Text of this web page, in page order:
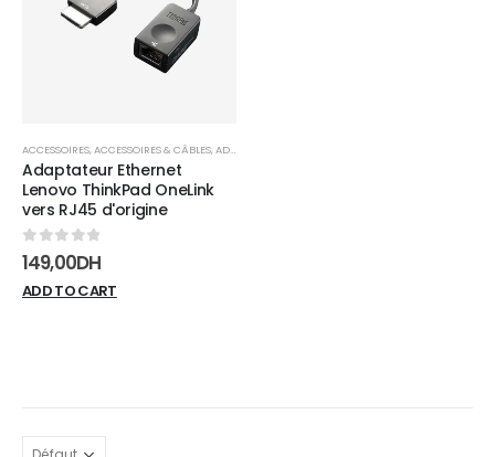
wishlist
ACCESSOIRES, ACCESSOIRES & CÂBLES, ADAPTATEURS
Adaptateur Ethernet
Lenovo ThinkPad OneLink
vers RJ45 d'origine
0 sur 5
149,00DH
ADD TO CART